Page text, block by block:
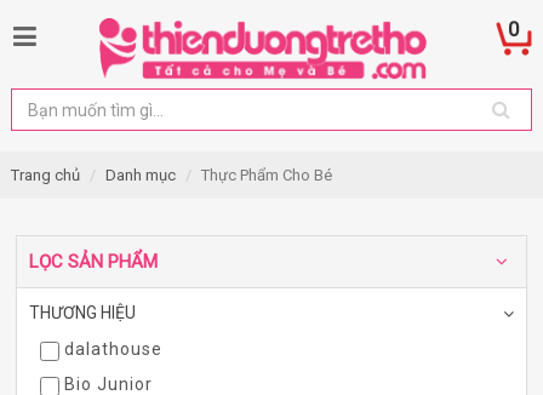
0
Trang chủ Danh mục Thực Phẩm Cho Bé
LỌC SẢN PHẨM
THƯƠNG HIỆU
dalathouse
Bio Junior